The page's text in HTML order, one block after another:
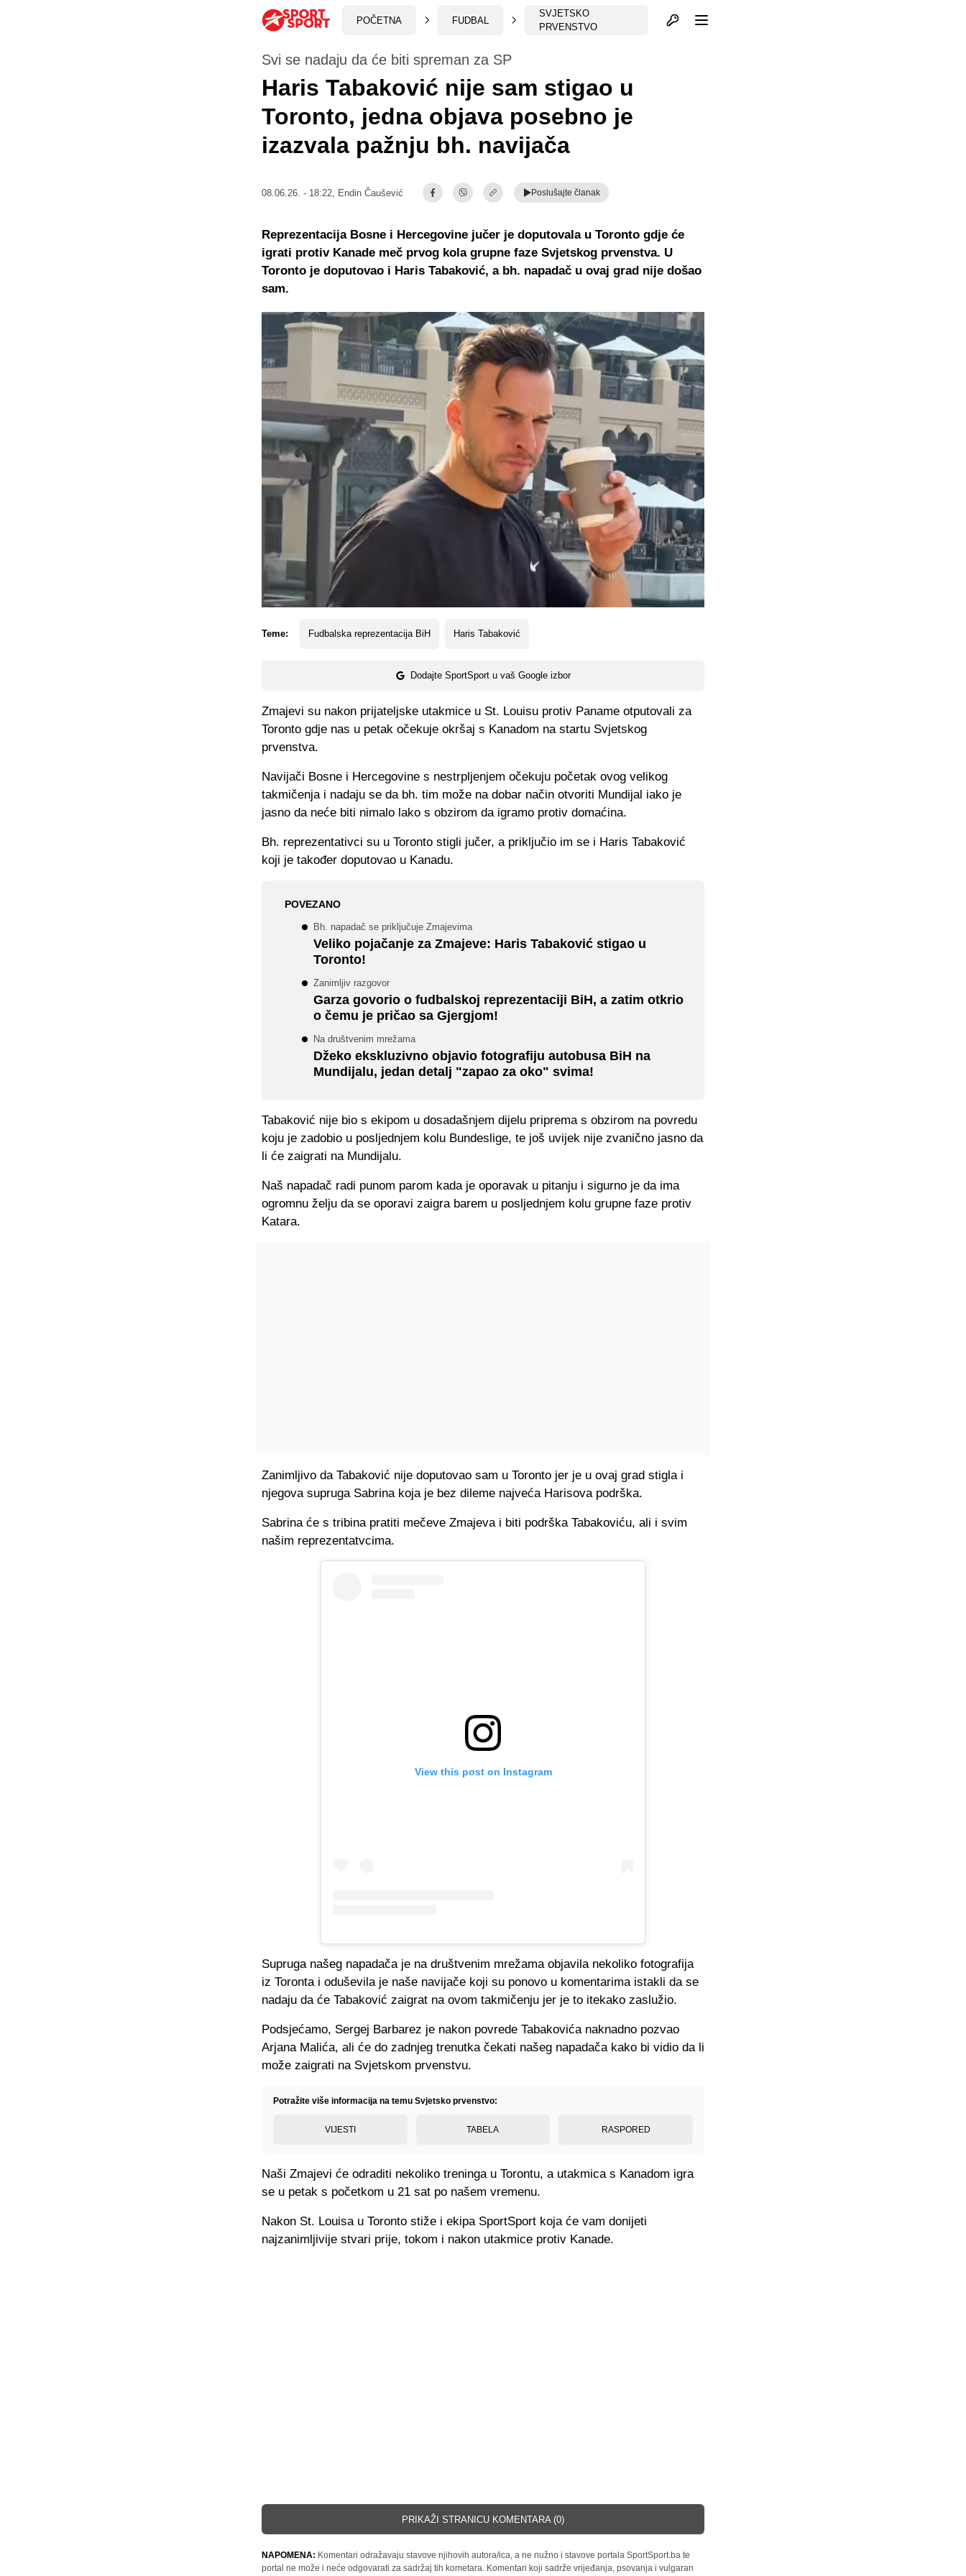
POČETNA FUDBAL
SVJETSKO
PRVENSTVO
Otvori profil
Svi se nadaju da će biti spreman za SP
Haris Tabaković nije sam stigao u
Toronto, jedna objava posebno je
izazvala pažnju bh. navijača
08.06.26. - 18:22, Endin Čaušević Poslušajte članak
Teme: Fudbalska reprezentacija BiH Haris Tabaković
Dodajte SportSport u vaš Google izbor
Reprezentacija Bosne i Hercegovine jučer je doputovala u Toronto gdje će
igrati protiv Kanade meč prvog kola grupne faze Svjetskog prvenstva. U
Toronto je doputovao i Haris Tabaković, a bh. napadač u ovaj grad nije došao
sam.
Zmajevi su nakon prijateljske utakmice u St. Louisu protiv Paname otputovali za
Toronto gdje nas u petak očekuje okršaj s Kanadom na startu Svjetskog
prvenstva.
Navijači Bosne i Hercegovine s nestrpljenjem očekuju početak ovog velikog
takmičenja i nadaju se da bh. tim može na dobar način otvoriti Mundijal iako je
jasno da neće biti nimalo lako s obzirom da igramo protiv domaćina.
Bh. reprezentativci su u Toronto stigli jučer, a priključio im se i Haris Tabaković
koji je također doputovao u Kanadu.
POVEZANO
Bh. napadač se priključuje Zmajevima
Veliko pojačanje za Zmajeve: Haris Tabaković stigao u
Toronto!
Zanimljiv razgovor
Garza govorio o fudbalskoj reprezentaciji BiH, a zatim otkrio
o čemu je pričao sa Gjergjom!
Na društvenim mrežama
Džeko ekskluzivno objavio fotografiju autobusa BiH na
Mundijalu, jedan detalj "zapao za oko" svima!
Tabaković nije bio s ekipom u dosadašnjem dijelu priprema s obzirom na povredu
koju je zadobio u posljednjem kolu Bundeslige, te još uvijek nije zvanično jasno da
li će zaigrati na Mundijalu.
Naš napadač radi punom parom kada je oporavak u pitanju i sigurno je da ima
ogromnu želju da se oporavi zaigra barem u posljednjem kolu grupne faze protiv
Katara.
Zanimljivo da Tabaković nije doputovao sam u Toronto jer je u ovaj grad stigla i
njegova supruga Sabrina koja je bez dileme najveća Harisova podrška.
Sabrina će s tribina pratiti mečeve Zmajeva i biti podrška Tabakoviću, ali i svim
našim reprezentatvcima.
View this post on Instagram
Supruga našeg napadača je na društvenim mrežama objavila nekoliko fotografija
iz Toronta i oduševila je naše navijače koji su ponovo u komentarima istakli da se
nadaju da će Tabaković zaigrat na ovom takmičenju jer je to itekako zaslužio.
Podsjećamo, Sergej Barbarez je nakon povrede Tabakovića naknadno pozvao
Arjana Malića, ali će do zadnjeg trenutka čekati našeg napadača kako bi vidio da li
može zaigrati na Svjetskom prvenstvu.
Potražite više informacija na temu Svjetsko prvenstvo:
VIJESTI TABELA RASPORED
Naši Zmajevi će odraditi nekoliko treninga u Torontu, a utakmica s Kanadom igra
se u petak s početkom u 21 sat po našem vremenu.
Nakon St. Louisa u Toronto stiže i ekipa SportSport koja će vam donijeti
najzanimljivije stvari prije, tokom i nakon utakmice protiv Kanade.
PRIKAŽI STRANICU KOMENTARA (0)
NAPOMENA: Komentari odražavaju stavove njihovih autora/ica, a ne nužno i stavove portala SportSport.ba te
portal ne može i neće odgovarati za sadržaj tih kometara. Komentari koji sadrže vrijeđanja, psovanja i vulgaran